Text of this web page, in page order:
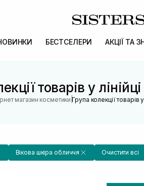
БЕСТСЕЛЕРИ АКЦІЇ ТА
товарів у
магазин косметики |Група колекції товарів
Вікова шкіра обличчя Очистити всі